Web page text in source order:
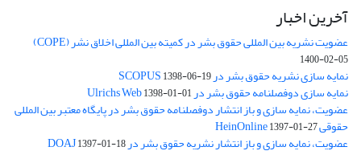
آخرین اخبار
عضویت نشریه بین المللی حقوق بشر در کمیته بین المللی اخلاق نشر (COPE)
1400-02-05
نمایه سازی نشریه حقوق بشر در SCOPUS1398-06-19
نمایه سازی دوفصلنامه حقوق بشر در Ulrichs Web1398-01-01
عضویت، نمایه سازی و باز انتشار دوفصلنامه حقوق بشر در پایگاه معتبر بین المللی
حقوقی HeinOnline1397-01-27
عضویت، نمایه سازی و باز انتشار نشریه حقوق بشر در DOAJ1397-01-18